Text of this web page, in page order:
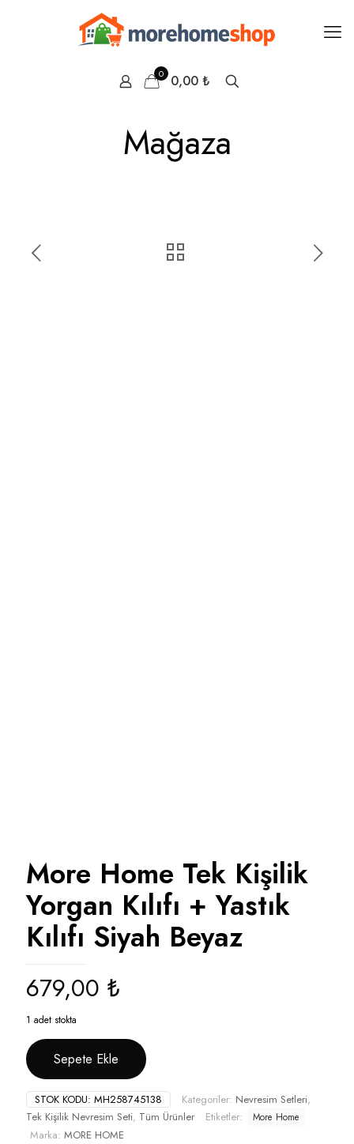
0 0,00 ₺
Mağaza
More Home Tek Kişilik
Yorgan Kılıfı + Yastık
Kılıfı Siyah Beyaz
679,00 ₺
1 adet stokta
Sepete Ekle
STOK KODU: MH258745138 Kategoriler: Nevresim Setleri,
Tek Kişilik Nevresim Seti, Tüm Ürünler Etiketler: More Home
Marka: MORE HOME